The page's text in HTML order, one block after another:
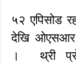
५२ एपिसोड
देखि ओएसआर
। थ्री